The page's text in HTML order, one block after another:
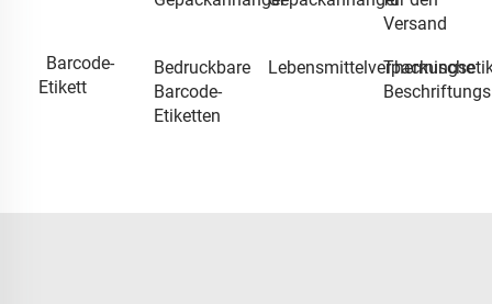
Versand
Barcode-
Etikett
Bedruckbare
Barcode-
Etiketten
Thermische